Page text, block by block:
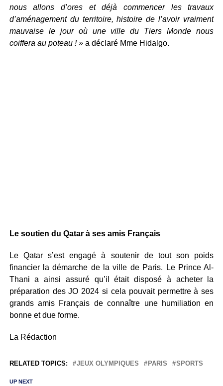
nous allons d’ores et déjà commencer les travaux
d’aménagement du territoire, histoire de l’avoir vraiment
mauvaise le jour où une ville du Tiers Monde nous
coiffera au poteau ! » a déclaré Mme Hidalgo.
Le soutien du Qatar à ses amis Français
Le Qatar s’est engagé à soutenir de tout son poids
financier la démarche de la ville de Paris. Le Prince Al-
Thani a ainsi assuré qu’il était disposé à acheter la
préparation des JO 2024 si cela pouvait permettre à ses
grands amis Français de connaître une humiliation en
bonne et due forme.
La Rédaction
RELATED TOPICS: JEUX OLYMPIQUES PARIS SPORTS
UP NEXT